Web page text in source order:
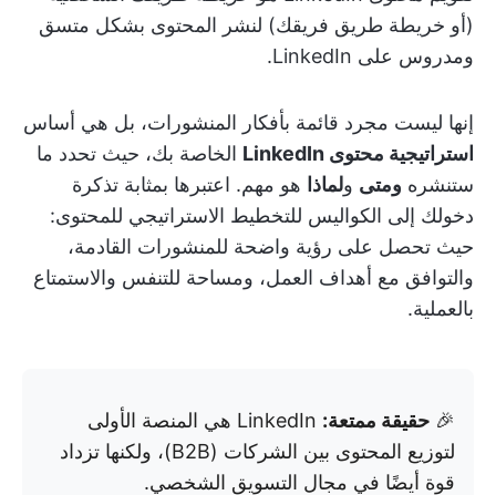
(أو خريطة طريق فريقك) لنشر المحتوى بشكل متسق
ومدروس على LinkedIn.
إنها ليست مجرد قائمة بأفكار المنشورات، بل هي أساس
استراتيجية محتوى LinkedIn
الخاصة بك، حيث تحدد ما
ستنشره ومتى ولماذا هو مهم. اعتبرها بمثابة تذكرة
دخولك إلى الكواليس للتخطيط الاستراتيجي للمحتوى:
حيث تحصل على رؤية واضحة للمنشورات القادمة،
والتوافق مع أهداف العمل، ومساحة للتنفس والاستمتاع
بالعملية.
🎉 حقيقة ممتعة:
LinkedIn هي المنصة الأولى
لتوزيع المحتوى بين الشركات (B2B)، ولكنها تزداد
قوة أيضًا في مجال التسويق الشخصي.